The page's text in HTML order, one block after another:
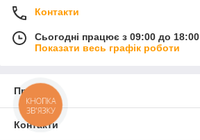
Контакти
Сьогодні працює з 09:00 до 18:00
Показати весь графік роботи
Про нас
Контакти
КНОПКА
ЗВ'ЯЗКУ